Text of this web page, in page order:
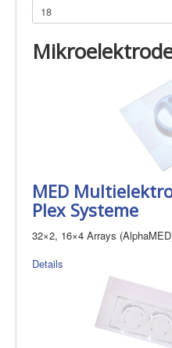
MED
Plex Systeme
32×2, 16×4 Arrays
Details